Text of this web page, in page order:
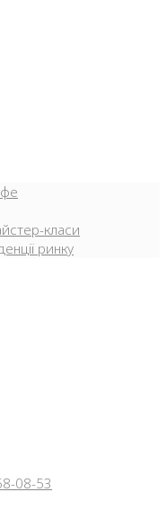
класи
ринку
08-53